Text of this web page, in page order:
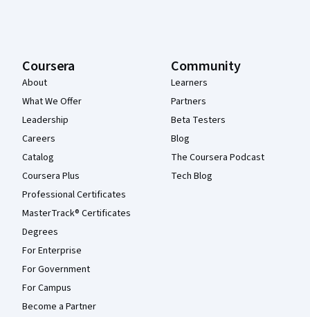
Coursera
About
What We Offer
Leadership
Careers
Catalog
Coursera Plus
Professional Certificates
MasterTrack® Certificates
Degrees
For Enterprise
For Government
For Campus
Become a Partner
Community
Learners
Partners
Beta Testers
Blog
The Coursera Podcast
Tech Blog